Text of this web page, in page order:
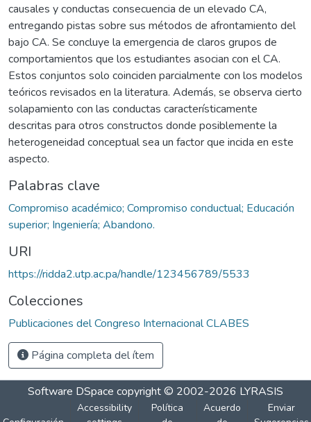
causales y conductas consecuencia de un elevado CA,
entregando pistas sobre sus métodos de afrontamiento del
bajo CA. Se concluye la emergencia de claros grupos de
comportamientos que los estudiantes asocian con el CA.
Estos conjuntos solo coinciden parcialmente con los modelos
teóricos revisados en la literatura. Además, se observa cierto
solapamiento con las conductas característicamente
descritas para otros constructos donde posiblemente la
heterogeneidad conceptual sea un factor que incida en este
aspecto.
Palabras clave
Compromiso académico; Compromiso conductual; Educación
superior; Ingeniería; Abandono.
URI
https://ridda2.utp.ac.pa/handle/123456789/5533
Colecciones
Publicaciones del Congreso Internacional CLABES
Página completa del ítem
Software DSpace copyright © 2002-2026 LYRASIS
Accessibility
Política
Acuerdo
Enviar